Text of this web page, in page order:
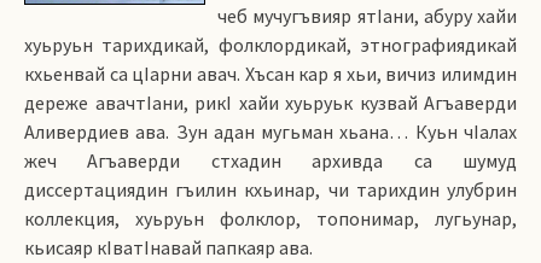
чеб мучугъвияр ятIани, абуру хайи
хуьруьн тарихдикай, фолклордикай, этнографиядикай
кхьенвай са цIарни авач. Хъсан кар я хьи, вичиз илимдин
дереже авачтIани, рикI хайи хуьруьк кузвай Агъаверди
Аливердиев ава. Зун адан мугьман хьана… Куьн чIалах
жеч Агъаверди стхадин архивда са шумуд
диссертациядин гъилин кхьинар, чи тарихдин улубрин
коллекция, хуьруьн фолклор, топонимар, лугьунар,
кьисаяр кIватIнавай папкаяр ава.